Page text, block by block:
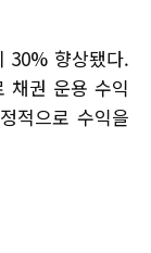
30% 향상됐다.
채권 운용 수익
적으로 수익을